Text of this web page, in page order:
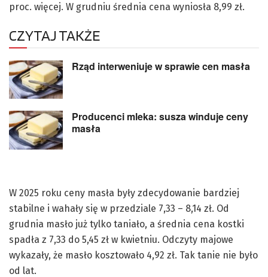
proc. więcej. W grudniu średnia cena wyniosła 8,99 zł.
CZYTAJ TAKŻE
Rząd interweniuje w sprawie cen masła
Producenci mleka: susza winduje ceny
masła
W 2025 roku ceny masła były zdecydowanie bardziej
stabilne i wahały się w przedziale 7,33 – 8,14 zł. Od
grudnia masło już tylko taniało, a średnia cena kostki
spadła z 7,33 do 5,45 zł w kwietniu. Odczyty majowe
wykazały, że masło kosztowało 4,92 zł. Tak tanie nie było
od lat.